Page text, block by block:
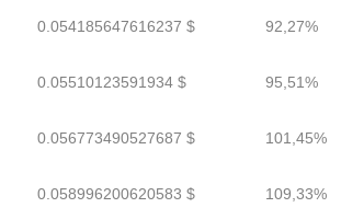
0.054185647616237 $ 92,27%
0.05510123591934 $ 95,51%
0.056773490527687 $ 101,45%
0.058996200620583 $ 109,33%